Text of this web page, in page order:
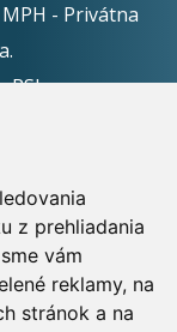
z prehliadania
vám
reklamy, na
stránok a na
- Privátna
RSbros.
údajov v
cookies.
z akejkoľvek